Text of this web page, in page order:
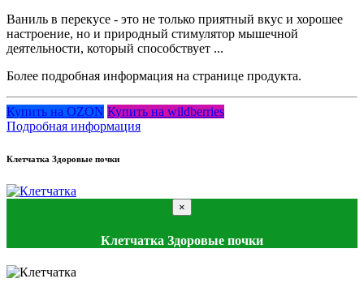
Ваниль в перекусе - это не только приятный вкус и хорошее
настроение, но и природный стимулятор мышечной
деятельности, который способствует ...
Более подробная информация на странице продукта.
Купить на OZON Купить на wildberries
Подробная информация
Клетчатка Здоровые почки
×
Клетчатка Здоровые почки